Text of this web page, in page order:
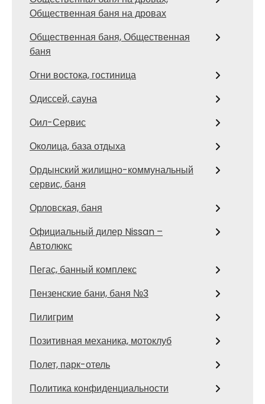
Общественная баня на дровах
Общественная баня, Общественная
баня
Огни востока, гостиница
Одиссей, сауна
Оил-Сервис
Околица, база отдыха
Ордынский жилищно-коммунальный
сервис, баня
Орловская, баня
Официальный дилер Nissan –
Автолюкс
Пегас, банный комплекс
Пензенские бани, баня №3
Пилигрим
Позитивная механика, мотоклуб
Полет, парк-отель
Политика конфиденциальности